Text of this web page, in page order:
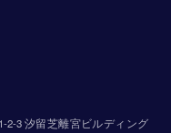
2-3 汐留芝離宮ビルディング